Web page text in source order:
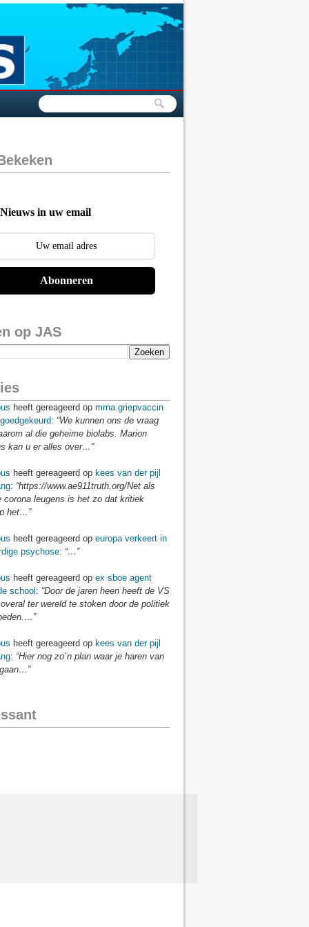
in uw email
Abonneren
op JAS
heeft gereageerd op mrna griepvaccin
: “We kunnen ons de vraag
al die geheime biolabs. Marion
kan u er alles over…”
heeft gereageerd op kees van der pijl
: “https://www.ae911truth.org/Net als
corona leugens is het zo dat kritiek
het…”
heeft gereageerd op europa verkeert in
psychose: “…”
heeft gereageerd op ex sboe agent
school : “Door de jaren heen heeft de VS
ter wereld te stoken door de politiek
heeft gereageerd op kees van der pijl
: “Hier nog zo`n plan waar je haren van